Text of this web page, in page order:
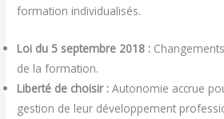
formation individualisés.
Loi du 5 septembre 2018 :
de la formation.
Liberté de choisir : Autonomie accrue
gestion de leur développement